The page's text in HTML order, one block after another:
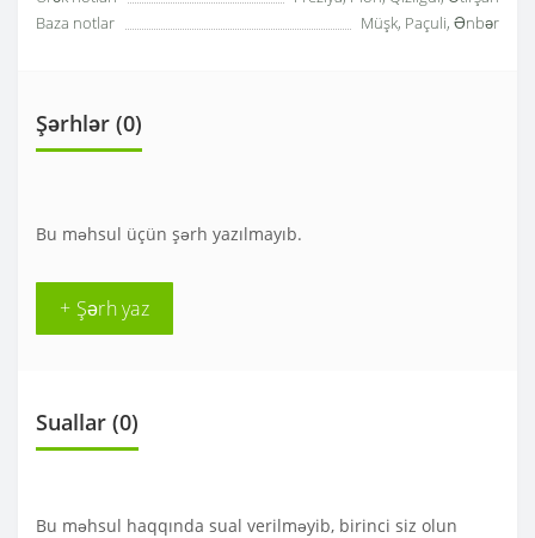
Baza notlar
Müşk, Paçuli, Ənbər
Şərhlər (0)
Bu məhsul üçün şərh yazılmayıb.
+ Şərh yaz
Suallar (0)
Bu məhsul haqqında sual verilməyib, birinci siz olun